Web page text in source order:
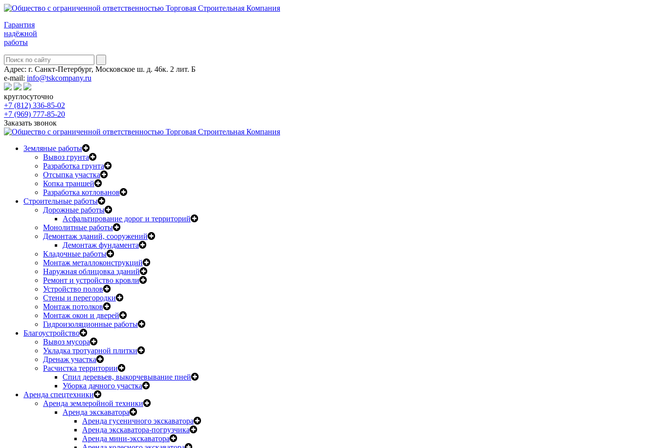
Гарантия
надёжной
работы
Адрес: г. Санкт-Петербург, Московское ш. д. 46к. 2 лит. Б
e-mail: info@tskcompany.ru
круглосуточно
+7 (812) 336-85-02
+7 (969) 777-85-20
Заказать звонок
Земляные работы
Вывоз грунта
Разработка грунта
Отсыпка участка
Копка траншей
Разработка котлованов
Строительные работы
Дорожные работы
Асфальтирование дорог и территорий
Монолитные работы
Демонтаж зданий, сооружений
Демонтаж фундамента
Кладочные работы
Монтаж металлоконструкций
Наружная облицовка зданий
Ремонт и устройство кровли
Устройство полов
Стены и перегородки
Монтаж потолков
Монтаж окон и дверей
Гидроизоляционные работы
Благоустройство
Вывоз мусора
Укладка тротуарной плитки
Дренаж участка
Расчистка территории
Спил деревьев, выкорчевывание пней
Уборка дачного участка
Аренда спецтехники
Аренда землеройной техники
Аренда экскаватора
Аренда гусеничного экскаватора
Аренда экскаватора-погрузчика
Аренда мини-экскаватора